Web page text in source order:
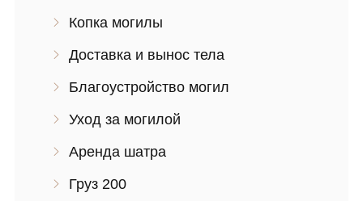
Копка могилы
Доставка и вынос тела
Благоустройство могил
Уход за могилой
Аренда шатра
Груз 200